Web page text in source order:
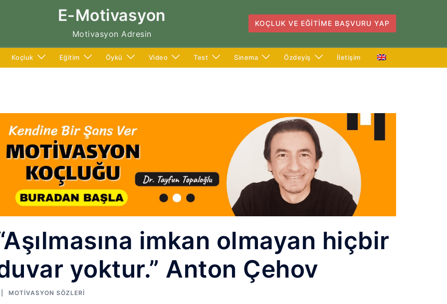
E-Motivasyon
Motivasyon Adresin
KOÇLUK VE EĞITIME BAŞVURU YAP
Koçluk Eğitim Öykü Video Test Sinema Özdeyiş İletişim
imkan olmayan hiçbir
yoktur.” Anton Çehov
MOTIVASYON SÖZLERI